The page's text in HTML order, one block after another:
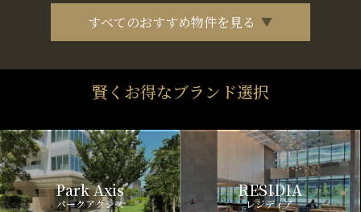
すべてのおすすめ物件を見る
賢くお得なブランド選択
Park Axis
パークアクシス
RESIDIA
レジディア